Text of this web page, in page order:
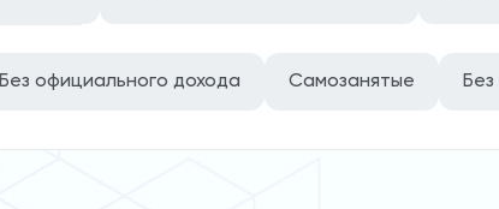
Без официального дохода Самозанятые